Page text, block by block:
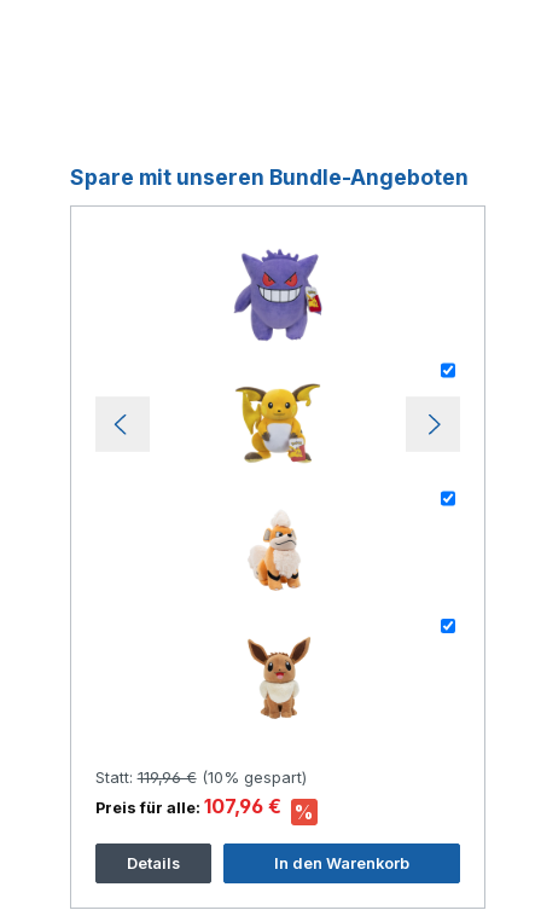
Spare mit unseren Bundle-Angeboten
Statt:119,96 €(10% gespart)
Preis für alle: 107,96 € %
Details In den Warenkorb